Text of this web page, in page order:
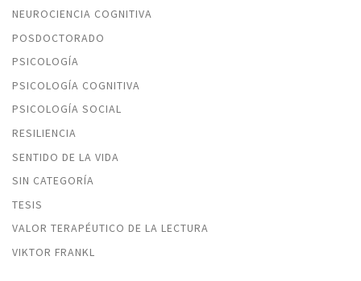
NEUROCIENCIA COGNITIVA
POSDOCTORADO
PSICOLOGÍA
PSICOLOGÍA COGNITIVA
PSICOLOGÍA SOCIAL
RESILIENCIA
SENTIDO DE LA VIDA
SIN CATEGORÍA
TESIS
VALOR TERAPÉUTICO DE LA LECTURA
VIKTOR FRANKL